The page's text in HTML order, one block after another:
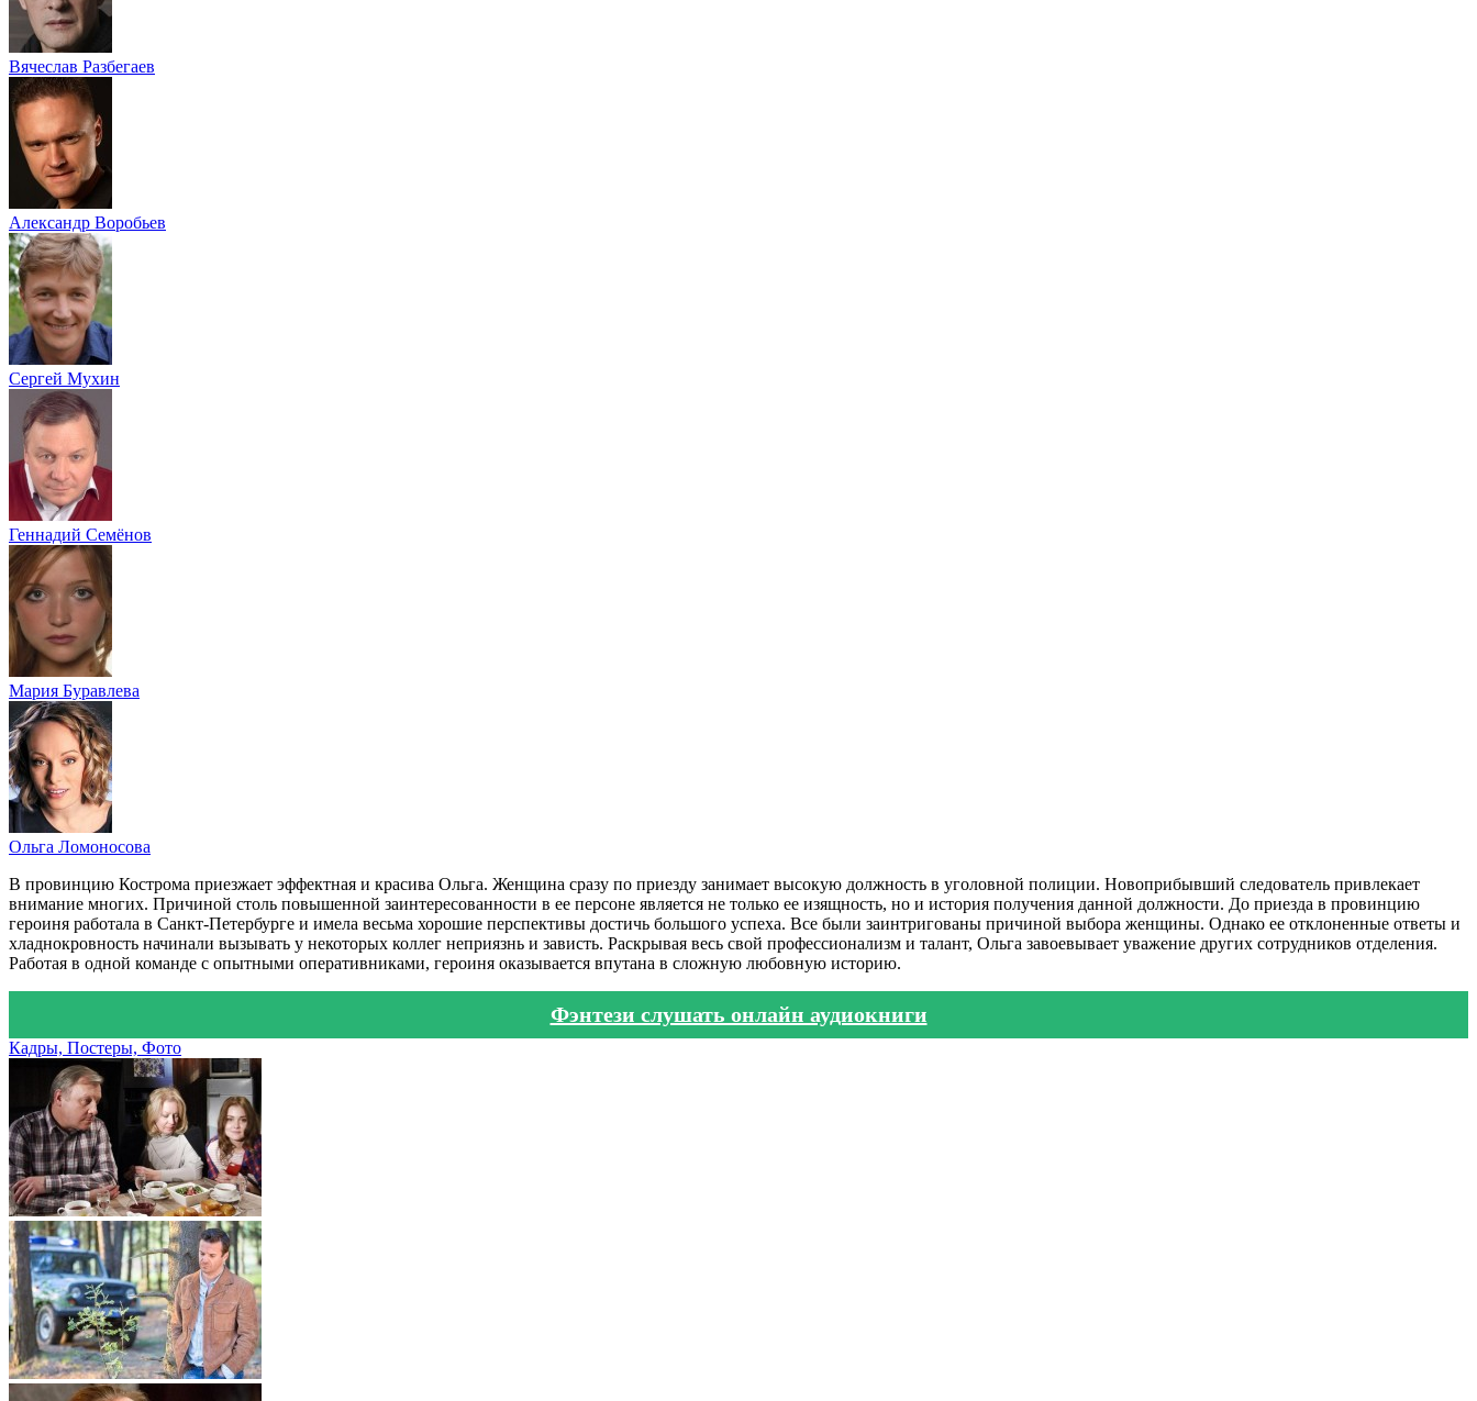
Вячеслав Разбегаев
Александр Воробьев
Сергей Мухин
Геннадий Семёнов
Мария Буравлева
Ольга Ломоносова
В провинцию Кострома приезжает эффектная и красива Ольга. Женщина сразу по приезду занимает высокую должность в уголовной полиции. Новоприбывший следователь привлекает
внимание многих. Причиной столь повышенной заинтересованности в ее персоне является не только ее изящность, но и история получения данной должности. До приезда в провинцию
героиня работала в Санкт-Петербурге и имела весьма хорошие перспективы достичь большого успеха. Все были заинтригованы причиной выбора женщины. Однако ее отклоненные ответы и
хладнокровность начинали вызывать у некоторых коллег неприязнь и зависть. Раскрывая весь свой профессионализм и талант, Ольга завоевывает уважение других сотрудников отделения.
Работая в одной команде с опытными оперативниками, героиня оказывается впутана в сложную любовную историю.
Фэнтези слушать онлайн аудиокниги
Кадры, Постеры, Фото